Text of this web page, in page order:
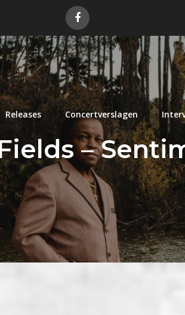
Releases Concertverslagen
–